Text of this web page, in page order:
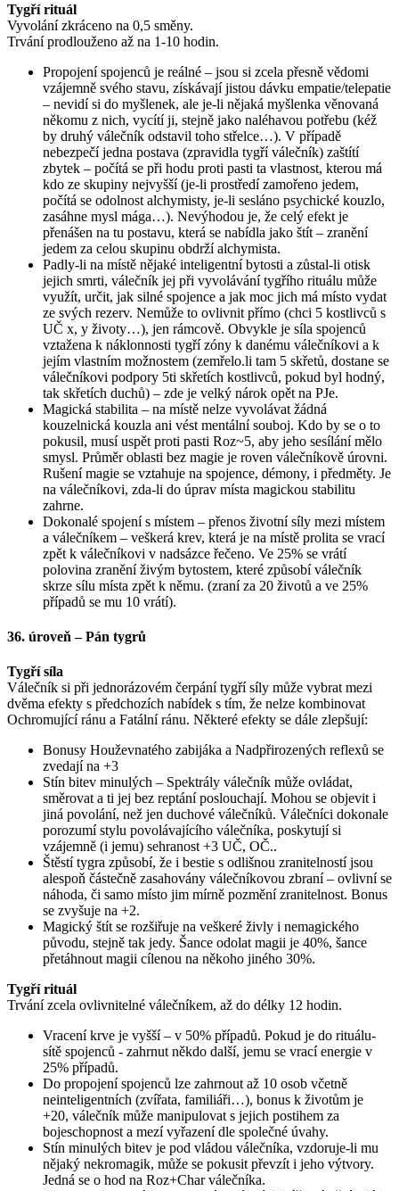
Tygří rituál
Vyvolání zkráceno na 0,5 směny.
Trvání prodlouženo až na 1-10 hodin.
Propojení spojenců je reálné – jsou si zcela přesně vědomi
vzájemně svého stavu, získávají jistou dávku empatie/telepatie
– nevidí si do myšlenek, ale je-li nějaká myšlenka věnovaná
někomu z nich, vycítí ji, stejně jako naléhavou potřebu (kéž
by druhý válečník odstavil toho střelce…). V případě
nebezpečí jedna postava (zpravidla tygří válečník) zaštítí
zbytek – počítá se při hodu proti pasti ta vlastnost, kterou má
kdo ze skupiny nejvyšší (je-li prostředí zamořeno jedem,
počítá se odolnost alchymisty, je-li sesláno psychické kouzlo,
zasáhne mysl mága…). Nevýhodou je, že celý efekt je
přenášen na tu postavu, která se nabídla jako štít – zranění
jedem za celou skupinu obdrží alchymista.
Padly-li na místě nějaké inteligentní bytosti a zůstal-li otisk
jejich smrti, válečník jej při vyvolávání tygřího rituálu může
využít, určit, jak silné spojence a jak moc jich má místo vydat
ze svých rezerv. Nemůže to ovlivnit přímo (chci 5 kostlivců s
UČ x, y životy…), jen rámcově. Obvykle je síla spojenců
vztažena k náklonnosti tygří zóny k danému válečníkovi a k
jejím vlastním možnostem (zemřelo.li tam 5 skřetů, dostane se
válečníkovi podpory 5ti skřetích kostlivců, pokud byl hodný,
tak skřetích duchů) – zde je velký nárok opět na PJe.
Magická stabilita – na místě nelze vyvolávat žádná
kouzelnická kouzla ani vést mentální souboj. Kdo by se o to
pokusil, musí uspět proti pasti Roz~5, aby jeho sesílání mělo
smysl. Průměr oblasti bez magie je roven válečníkově úrovni.
Rušení magie se vztahuje na spojence, démony, i předměty. Je
na válečníkovi, zda-li do úprav místa magickou stabilitu
zahrne.
Dokonalé spojení s místem – přenos životní síly mezi místem
a válečníkem – veškerá krev, která je na místě prolita se vrací
zpět k válečníkovi v nadsázce řečeno. Ve 25% se vrátí
polovina zranění živým bytostem, které způsobí válečník
skrze sílu místa zpět k němu. (zraní za 20 životů a ve 25%
případů se mu 10 vrátí).
36. úroveň – Pán tygrů
Tygří síla
Válečník si při jednorázovém čerpání tygří síly může vybrat mezi
dvěma efekty s předchozích nabídek s tím, že nelze kombinovat
Ochromující ránu a Fatální ránu. Některé efekty se dále zlepšují:
Bonusy Houževnatého zabijáka a Nadpřirozených reflexů se
zvedají na +3
Stín bitev minulých – Spektrály válečník může ovládat,
směrovat a ti jej bez reptání poslouchají. Mohou se objevit i
jiná povolání, než jen duchové válečníků. Válečníci dokonale
porozumí stylu povolávajícího válečníka, poskytují si
vzájemně (i jemu) sehranost +3 UČ, OČ..
Štěstí tygra způsobí, že i bestie s odlišnou zranitelností jsou
alespoň částečně zasahovány válečníkovou zbraní – ovlivní se
náhoda, či samo místo jim mírně pozmění zranitelnost. Bonus
se zvyšuje na +2.
Magický štít se rozšiřuje na veškeré živly i nemagického
původu, stejně tak jedy. Šance odolat magii je 40%, šance
přetáhnout magii cílenou na někoho jiného 30%.
Tygří rituál
Trvání zcela ovlivnitelné válečníkem, až do délky 12 hodin.
Vracení krve je vyšší – v 50% případů. Pokud je do rituálu-
sítě spojenců - zahrnut někdo další, jemu se vrací energie v
25% případů.
Do propojení spojenců lze zahrnout až 10 osob včetně
neinteligentních (zvířata, familiáři…), bonus k životům je
+20, válečník může manipulovat s jejich postihem za
bojeschopnost a mezí vyřazení dle společné úvahy.
Stín minulých bitev je pod vládou válečníka, vzdoruje-li mu
nějaký nekromagik, může se pokusit převzít i jeho výtvory.
Jedná se o hod na Roz+Char válečníka.